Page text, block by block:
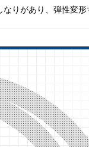
なりがあり、弾性変